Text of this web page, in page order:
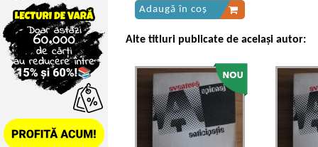
Adaugă în coș
Alte titluri publicate de același autor: